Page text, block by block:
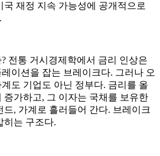
재정 지속 가능성에 공개적으로
전통 거시경제학에서 금리 인상은
이션을 잡는 브레이크다. 그러나 오
도 기업도 아닌 정부다. 금리를 올
증가하고, 그 이자는 국채를 보유한
, 가계로 흘러들어 간다. 브레이크
히는 구조다.